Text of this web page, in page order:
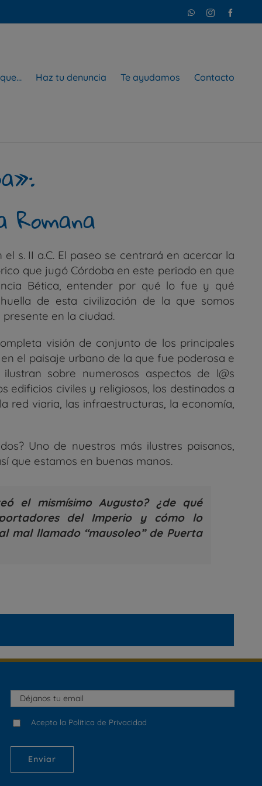
WhatsAppInstagram
Haz tu denuncia Te ayudamos Contacto
Romana
s. II a.C. El paseo se centrará en acercar la
que jugó Córdoba en este periodo en que
Bética, entender por qué lo fue y qué
de esta civilización de la que somos
en la ciudad.
visión de conjunto de los principales
el paisaje urbano de la que fue poderosa e
sobre numerosos aspectos de l@s
edificios civiles y religiosos, los destinados a
red viaria, las infraestructuras, la economía,
Uno de nuestros más ilustres paisanos,
que estamos en buenas manos.
el mismísimo Augusto? ¿de qué
del Imperio y cómo lo
mal llamado “mausoleo” de Puerta
Acepto la Política de Privacidad